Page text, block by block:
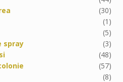
(30)
(1)
(5)
spray
(3)
(48)
(57)
(8)